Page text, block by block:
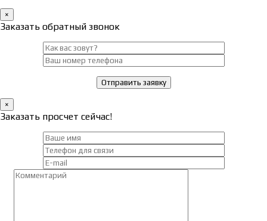
×
Заказать обратный звонок
×
Заказать просчет сейчас!